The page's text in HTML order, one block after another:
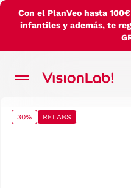
Con el PlanVeo hasta
infantiles y además, te
30% RELABS